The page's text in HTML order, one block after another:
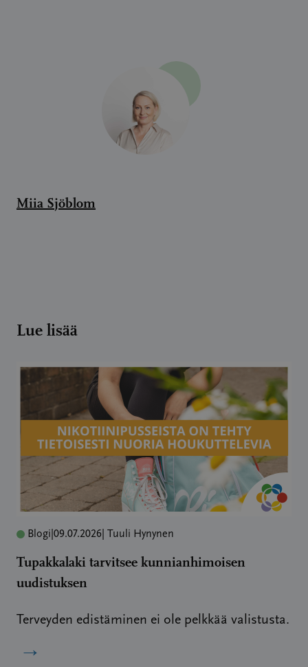
Miia Sjöblom
Lue lisää
Blogi 09.07.2026 | Tuuli Hynynen
Tupakkalaki tarvitsee kunnianhimoisen
uudistuksen
Terveyden edistäminen ei ole pelkkää valistusta.
→